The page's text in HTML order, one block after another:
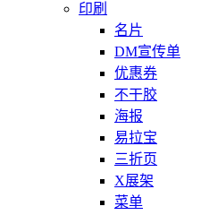
印刷
名片
DM宣传单
优惠券
不干胶
海报
易拉宝
三折页
X展架
菜单